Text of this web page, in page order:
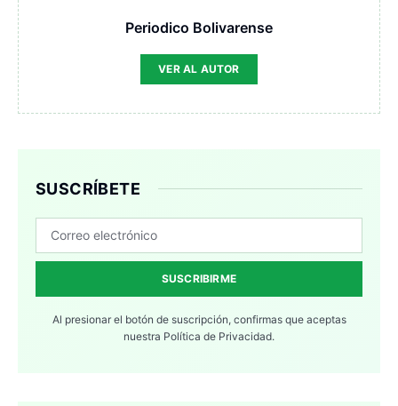
Periodico Bolivarense
VER AL AUTOR
SUSCRÍBETE
SUSCRIBIRME
Al presionar el botón de suscripción, confirmas que aceptas
nuestra Política de Privacidad.